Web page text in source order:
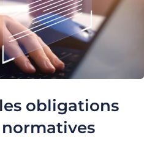
obligations